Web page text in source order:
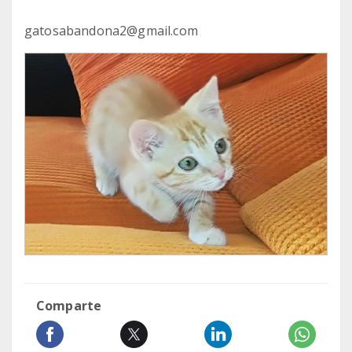
gatosabandona2@gmail.com
Comparte